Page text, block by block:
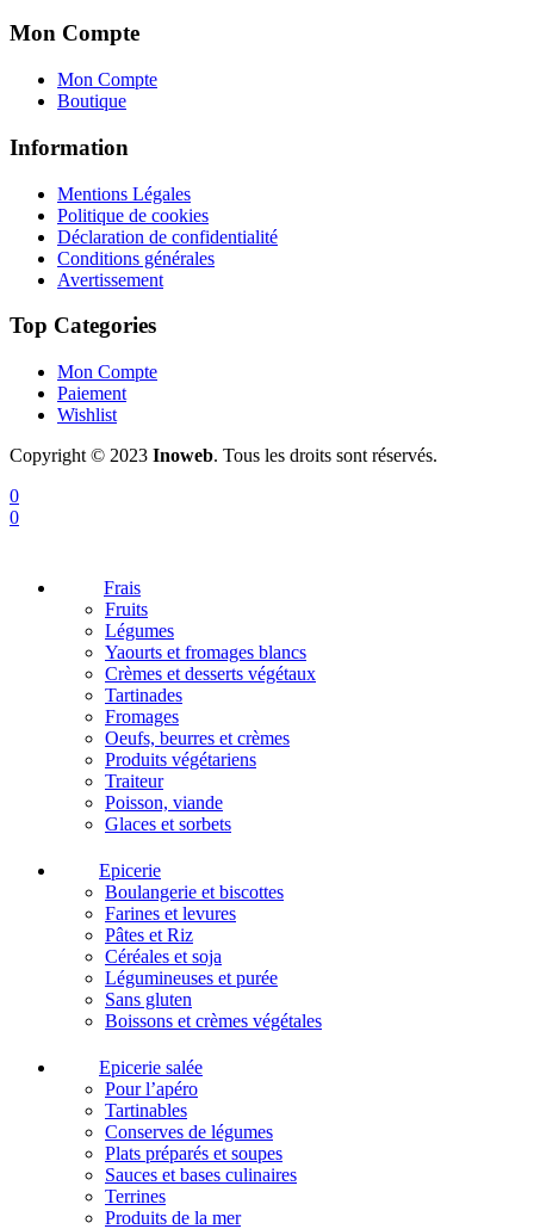
Mon Compte
Mon Compte
Boutique
Information
Mentions Légales
Politique de cookies
Déclaration de confidentialité
Conditions générales
Avertissement
Top Categories
Mon Compte
Paiement
Wishlist
Copyright © 2023 Inoweb. Tous les droits sont réservés.
0
0
Frais
Fruits
Légumes
Yaourts et fromages blancs
Crèmes et desserts végétaux
Tartinades
Fromages
Oeufs, beurres et crèmes
Produits végétariens
Traiteur
Poisson, viande
Glaces et sorbets
Epicerie
Boulangerie et biscottes
Farines et levures
Pâtes et Riz
Céréales et soja
Légumineuses et purée
Sans gluten
Boissons et crèmes végétales
Epicerie salée
Pour l’apéro
Tartinables
Conserves de légumes
Plats préparés et soupes
Sauces et bases culinaires
Terrines
Produits de la mer